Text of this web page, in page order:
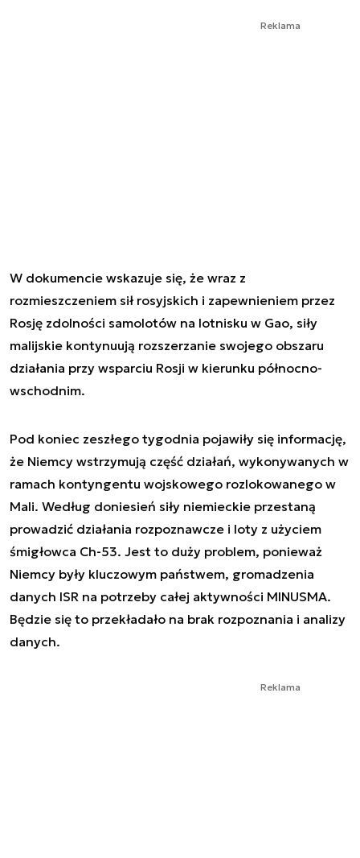
Reklama
W dokumencie wskazuje się, że wraz z
rozmieszczeniem sił rosyjskich i zapewnieniem przez
Rosję zdolności samolotów na lotnisku w Gao, siły
malijskie kontynuują rozszerzanie swojego obszaru
działania przy wsparciu Rosji w kierunku północno-
wschodnim.
Pod koniec zeszłego tygodnia pojawiły się informację,
że Niemcy wstrzymują część działań, wykonywanych w
ramach kontyngentu wojskowego rozlokowanego w
Mali. Według doniesień siły niemieckie przestaną
prowadzić działania rozpoznawcze i loty z użyciem
śmigłowca Ch-53. Jest to duży problem, ponieważ
Niemcy były kluczowym państwem, gromadzenia
danych ISR na potrzeby całej aktywności MINUSMA.
Będzie się to przekładało na brak rozpoznania i analizy
danych.
Reklama